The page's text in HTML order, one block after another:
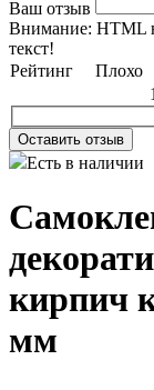
Ваш отзыв
Внимание: HTML
текст!
Рейтинг Плохо
1
Оставить отзыв
Есть в наличии
кирпич
мм